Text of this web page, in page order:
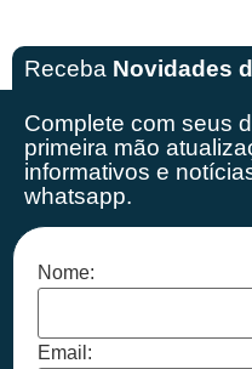
Receba Novidades
Complete com seus
primeira mão
informativos e
whatsapp.
Nome:
Email: